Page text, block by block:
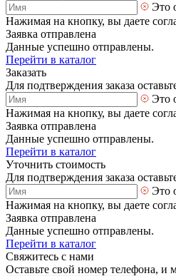
Это
Нажимая на кнопку, вы даете
Заявка отправлена
Данные успешно отправлены.
Перейти в каталог
Заказать
Для подтверждения заказа
Это
Нажимая на кнопку, вы даете
Заявка отправлена
Данные успешно отправлены.
Перейти в каталог
Уточнить стоимость
Для подтверждения заказа
Это
Нажимая на кнопку, вы даете
Заявка отправлена
Данные успешно отправлены.
Перейти в каталог
Свяжитесь с нами
Оставьте свой номер телефона,